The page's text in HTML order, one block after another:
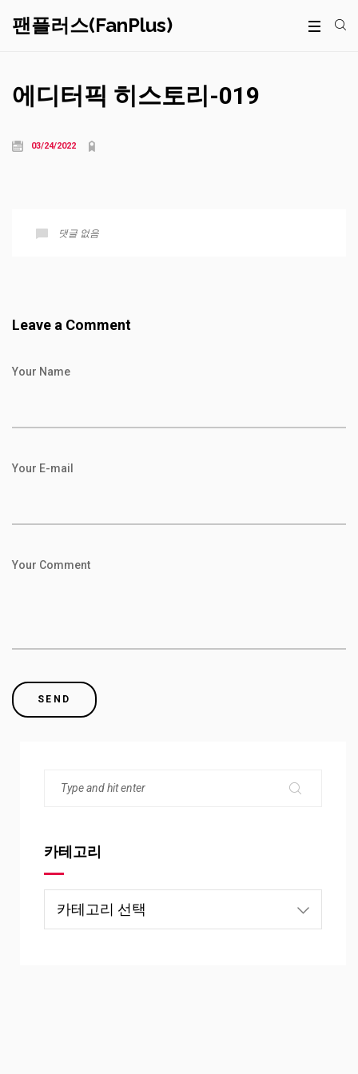
팬플러스(FanPlus)
에디터픽 히스토리-019
03/24/2022
댓글 없음
Leave a Comment
Your Name
Your E-mail
Your Comment
카테고리
고